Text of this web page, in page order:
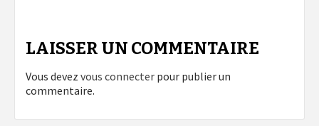
LAISSER UN COMMENTAIRE
Vous devez vous connecter pour publier un
commentaire.